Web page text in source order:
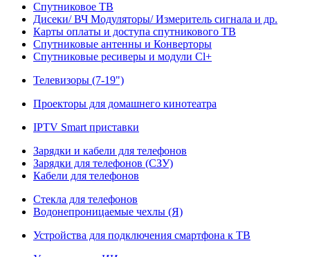
Спутниковое ТВ
Дисеки/ ВЧ Модуляторы/ Измеритель сигнала и др.
Карты оплаты и доступа спутникового ТВ
Спутниковые антенны и Конверторы
Спутниковые ресиверы и модули Cl+
Телевизоры (7-19")
Проекторы для домашнего кинотеатра
IPTV Smart приставки
Зарядки и кабели для телефонов
Зарядки для телефонов (СЗУ)
Кабели для телефонов
Стекла для телефонов
Водонепроницаемые чехлы (Я)
Устройства для подключения смартфона к ТВ